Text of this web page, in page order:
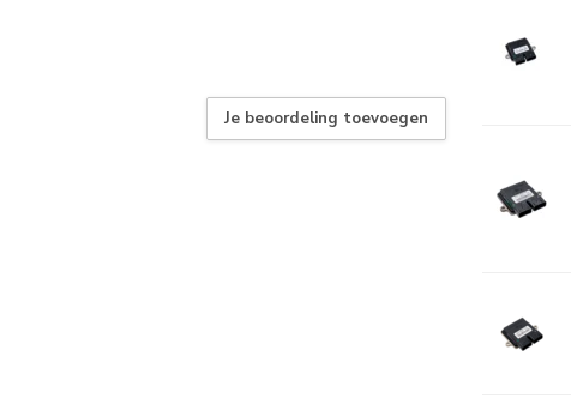
Je beoordeling toevoegen